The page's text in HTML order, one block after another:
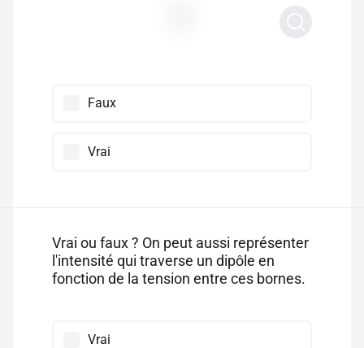
Faux
Vrai
Vrai ou faux ? On peut aussi représenter
l'intensité qui traverse un dipôle en
fonction de la tension entre ces bornes.
Vrai